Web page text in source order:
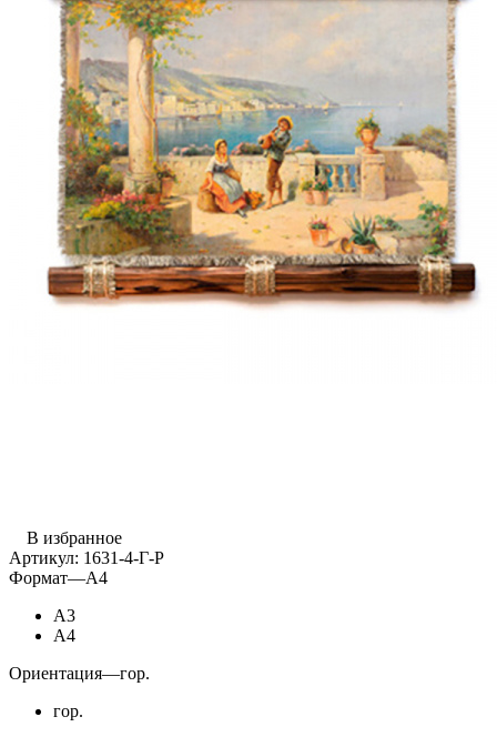
В избранное
Артикул: 1631-4-Г-Р
Формат—А4
А3
А4
Ориентация—гор.
гор.